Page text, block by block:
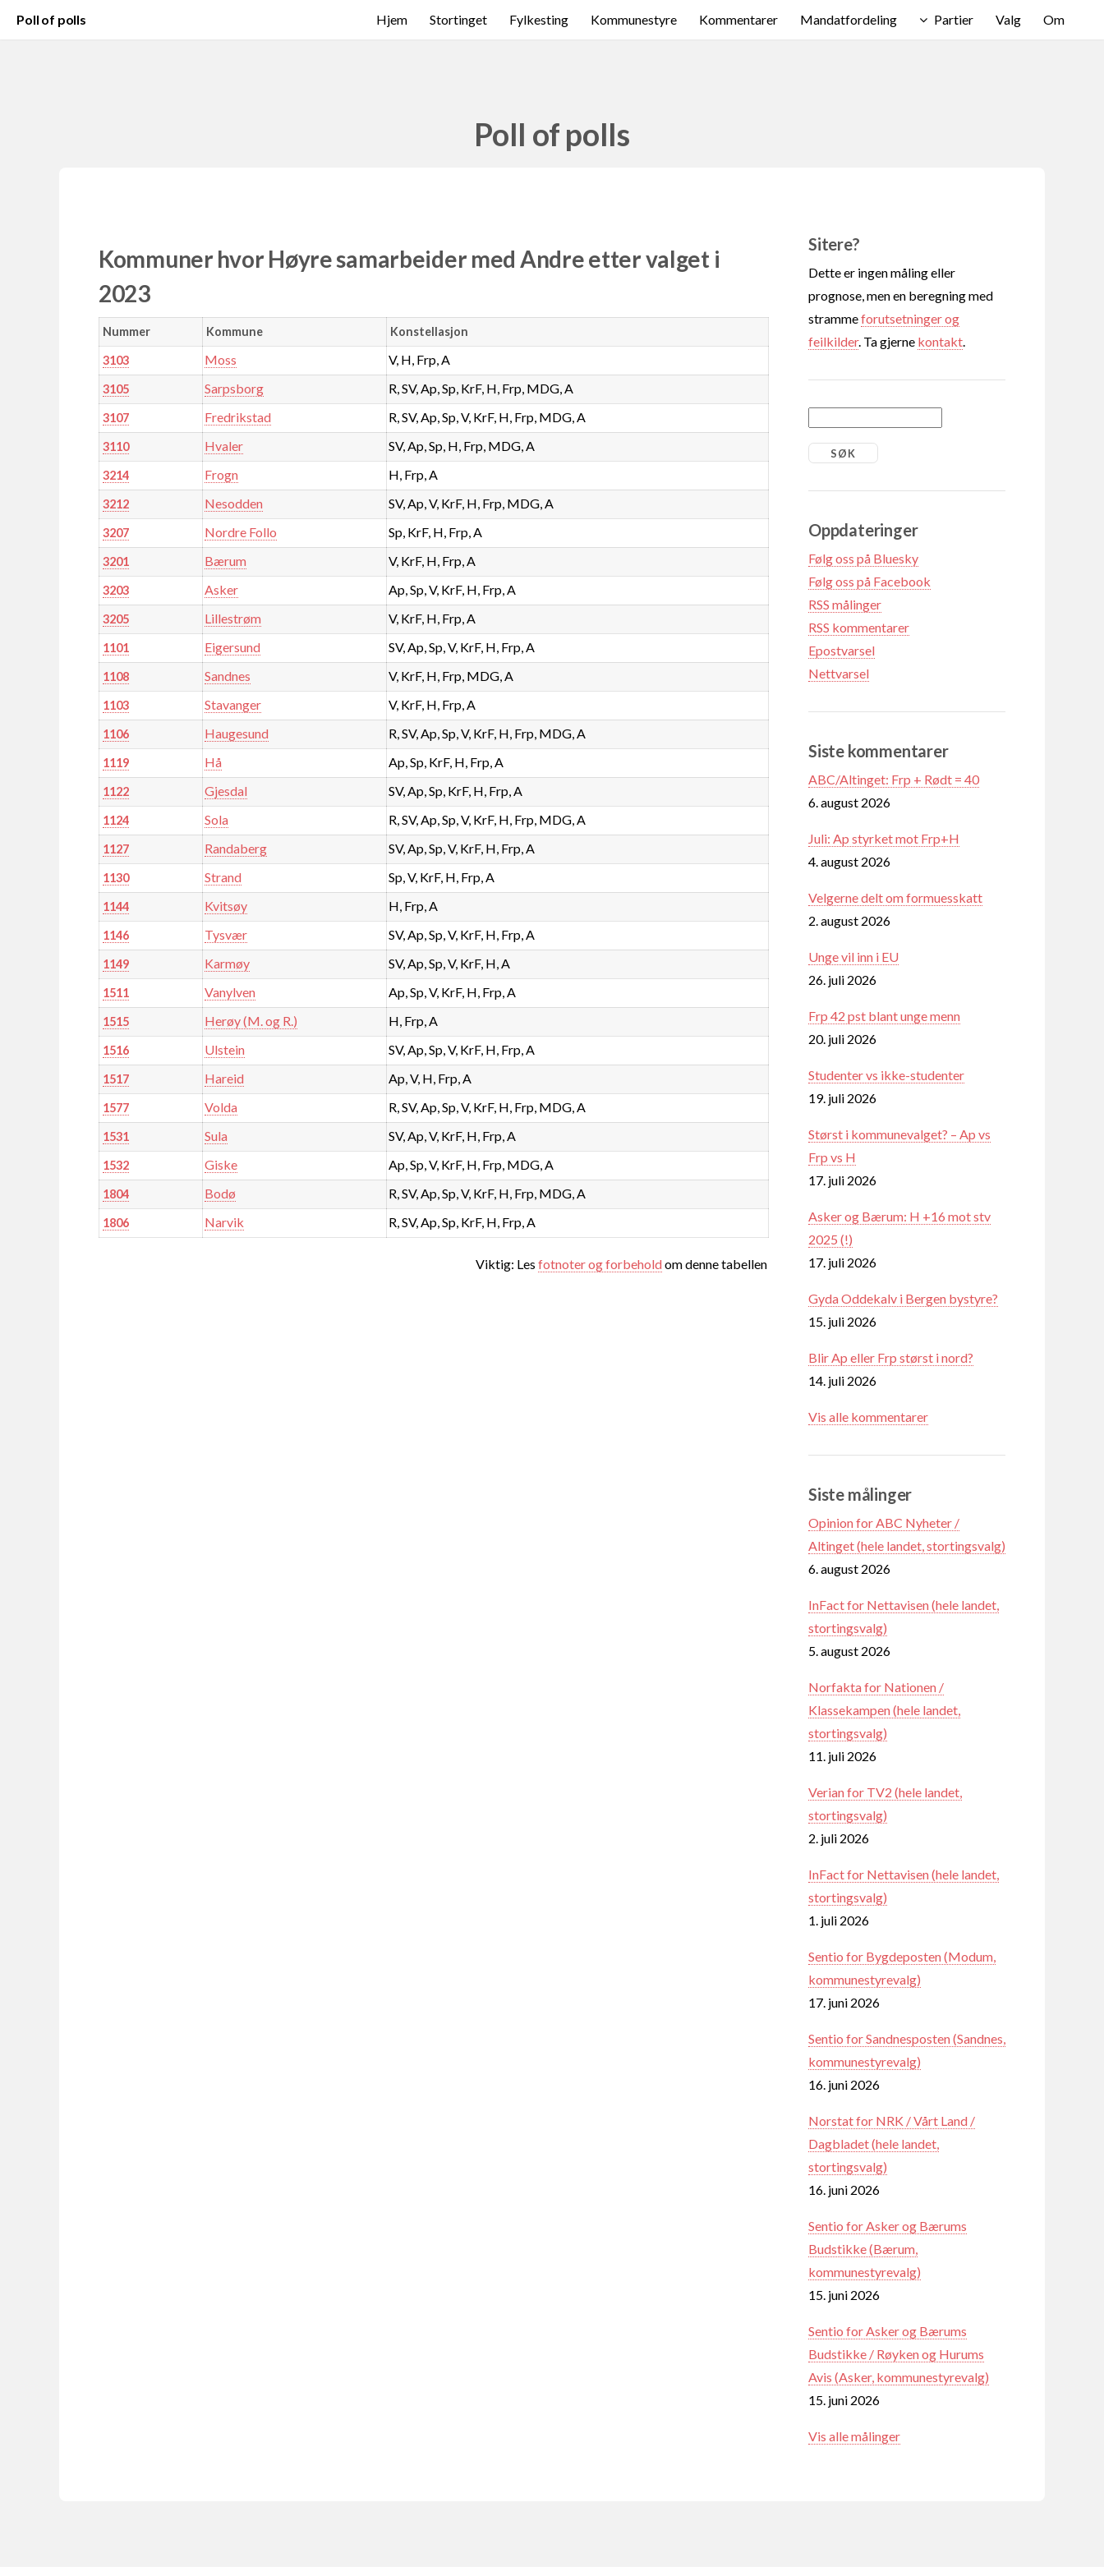
Poll of polls Hjem Stortinget Fylkesting Kommunestyre Kommentarer Mandatfordeling Partier Valg Om
Poll of polls
Kommuner hvor Høyre samarbeider med Andre etter valget i
2023
Nummer Kommune Konstellasjon
3103 Moss V, H, Frp, A
3105 Sarpsborg R, SV, Ap, Sp, KrF, H, Frp, MDG, A
3107 Fredrikstad R, SV, Ap, Sp, V, KrF, H, Frp, MDG, A
3110 Hvaler SV, Ap, Sp, H, Frp, MDG, A
3214 Frogn H, Frp, A
3212 Nesodden SV, Ap, V, KrF, H, Frp, MDG, A
3207 Nordre Follo Sp, KrF, H, Frp, A
3201 Bærum V, KrF, H, Frp, A
3203 Asker Ap, Sp, V, KrF, H, Frp, A
3205 Lillestrøm V, KrF, H, Frp, A
1101 Eigersund SV, Ap, Sp, V, KrF, H, Frp, A
1108 Sandnes V, KrF, H, Frp, MDG, A
1103 Stavanger V, KrF, H, Frp, A
1106 Haugesund R, SV, Ap, Sp, V, KrF, H, Frp, MDG, A
1119 Hå Ap, Sp, KrF, H, Frp, A
1122 Gjesdal SV, Ap, Sp, KrF, H, Frp, A
1124 Sola R, SV, Ap, Sp, V, KrF, H, Frp, MDG, A
1127 Randaberg SV, Ap, Sp, V, KrF, H, Frp, A
1130 Strand Sp, V, KrF, H, Frp, A
1144 Kvitsøy H, Frp, A
1146 Tysvær SV, Ap, Sp, V, KrF, H, Frp, A
1149 Karmøy SV, Ap, Sp, V, KrF, H, A
1511 Vanylven Ap, Sp, V, KrF, H, Frp, A
1515 Herøy (M. og R.) H, Frp, A
1516 Ulstein SV, Ap, Sp, V, KrF, H, Frp, A
1517 Hareid Ap, V, H, Frp, A
1577 Volda R, SV, Ap, Sp, V, KrF, H, Frp, MDG, A
1531 Sula SV, Ap, V, KrF, H, Frp, A
1532 Giske Ap, Sp, V, KrF, H, Frp, MDG, A
1804 Bodø R, SV, Ap, Sp, V, KrF, H, Frp, MDG, A
1806 Narvik R, SV, Ap, Sp, KrF, H, Frp, A
Viktig: Les fotnoter og forbeholdom denne tabellen
Sitere?
Dette er ingen måling eller
prognose, men en beregning med
strammeforutsetninger og
feilkilder. Ta gjerne kontakt
Oppdateringer
Følg oss på Bluesky
Følg oss på Facebook
RSS målinger
RSS kommentarer
Epostvarsel
Nettvarsel
Siste kommentarer
ABC/Altinget: Frp + Rødt = 40
6. august 2026
Juli: Ap styrket mot Frp+H
4. august 2026
Velgerne delt om formuesskatt
2. august 2026
Unge vil inn i EU
26. juli 2026
Frp 42 pst blant unge menn
20. juli 2026
Studenter vs ikke-studenter
19. juli 2026
Størst i kommunevalget? – Ap vs
Frp vs H
17. juli 2026
Asker og Bærum: H +16 mot stv
2025 (!)
17. juli 2026
Gyda Oddekalv i Bergen bystyre?
15. juli 2026
Blir Ap eller Frp størst i nord?
14. juli 2026
Vis alle kommentarer
Siste målinger
Opinion for ABC Nyheter /
Altinget (hele landet, stortingsvalg)
6. august 2026
InFact for Nettavisen (hele landet,
stortingsvalg)
5. august 2026
Norfakta for Nationen /
Klassekampen (hele landet,
stortingsvalg)
11. juli 2026
Verian for TV2 (hele landet,
stortingsvalg)
2. juli 2026
InFact for Nettavisen (hele landet,
stortingsvalg)
1. juli 2026
Sentio for Bygdeposten (Modum,
kommunestyrevalg)
17. juni 2026
Sentio for Sandnesposten (Sandnes,
kommunestyrevalg)
16. juni 2026
Norstat for NRK / Vårt Land /
Dagbladet (hele landet,
stortingsvalg)
16. juni 2026
Sentio for Asker og Bærums
Budstikke (Bærum,
kommunestyrevalg)
15. juni 2026
Sentio for Asker og Bærums
Budstikke / Røyken og Hurums
Avis (Asker, kommunestyrevalg)
15. juni 2026
Vis alle målinger